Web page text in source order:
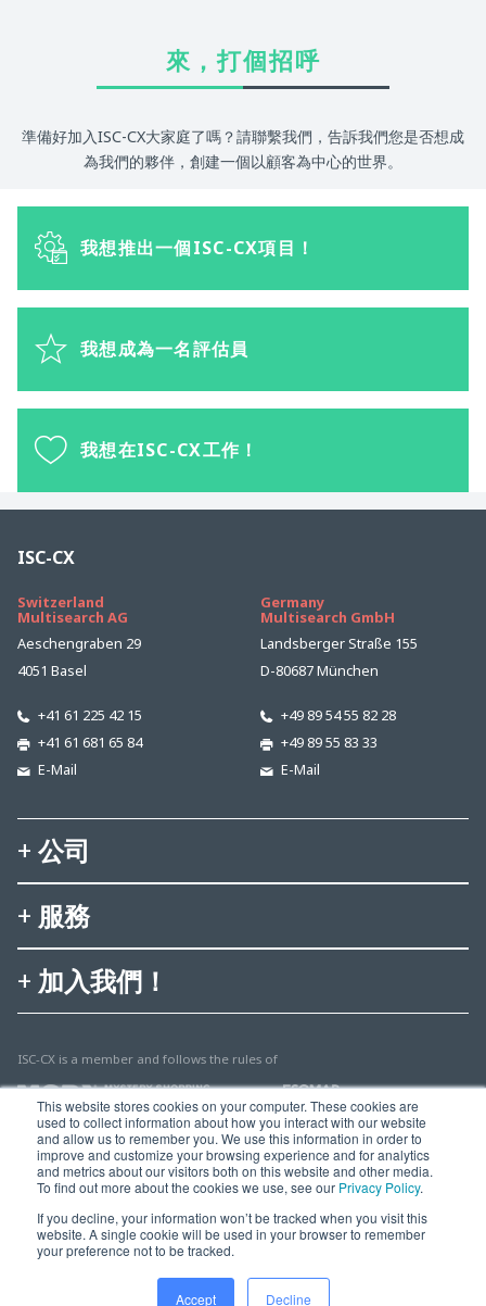
This website stores cookies on your computer. These cookies are
used to collect information about how you interact with our website
and allow us to remember you. We use this information in order to
improve and customize your browsing experience and for analytics
and metrics about our visitors both on this website and other media.
To find out more about the cookies we use, see our Privacy Policy.
If you decline, your information won’t be tracked when you visit this
website. A single cookie will be used in your browser to remember
your preference not to be tracked.
Accept Decline
來，打個招呼
準備好加入ISC-CX大家庭了嗎？請聯繫我們，告訴我們您是否想成
為我們的夥伴，創建一個以顧客為中心的世界。
我想推出一個ISC-CX項目！
我想成為一名評估員
我想在ISC-CX工作！
ISC-CX
Switzerland
Multisearch AG
Aeschengraben 29
4051 Basel
+41 61 225 42 15
+41 61 681 65 84
E-Mail
Germany
Multisearch GmbH
Landsberger Straße 155
D-80687 München
+49 89 54 55 82 28
+49 89 55 83 33
E-Mail
公司
服務
加入我們！
ISC-CX is a member and follows the rules of
© 2025 Multisearch AG
Imprint, Legal & Privacy